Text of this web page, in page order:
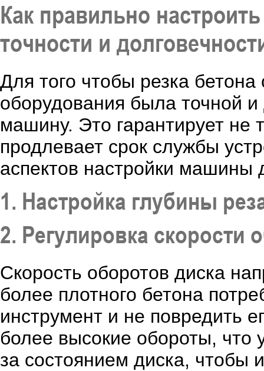
Как правильно
точности и
Для того чтобы резка
оборудования была точной
машину. Это гарантирует не
продлевает срок службы
аспектов настройки машины
1. Настройка глубины
2. Регулировка скорости
Скорость оборотов диска
более плотного бетона
инструмент и не повредить
более высокие обороты, что
за состоянием диска, чтобы